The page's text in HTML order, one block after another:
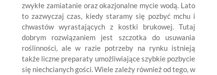
zwykłe zamiatanie oraz okazjonalne mycie wodą. Lato
to zazwyczaj czas, kiedy staramy się pozbyć mchu i
chwastów wyrastających z kostki brukowej. Tutaj
dobrym rozwiązaniem jest szczotka do usuwania
roślinności, ale w razie potrzeby na rynku istnieją
także liczne preparaty umożliwiające szybkie pozbycie
się niechcianych gości. Wiele zależy również od tego, w